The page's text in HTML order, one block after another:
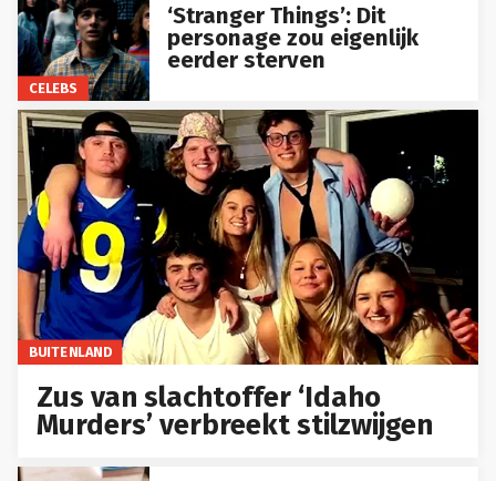
CELEBS
‘Stranger Things’: Dit
personage zou eigenlijk
eerder sterven
BUITENLAND
Zus van slachtoffer ‘Idaho
Murders’ verbreekt stilzwijgen